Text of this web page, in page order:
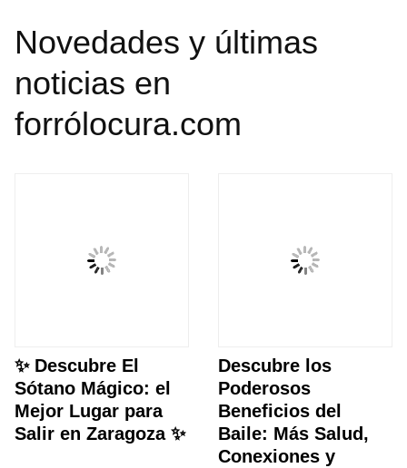
Novedades y últimas
noticias en
forrólocura.com
✨ Descubre El
Sótano Mágico: el
Mejor Lugar para
Salir en Zaragoza ✨
Descubre los
Poderosos
Beneficios del
Baile: Más Salud,
Conexiones y